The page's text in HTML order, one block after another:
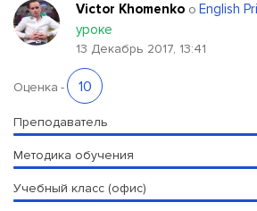
Victor Khomenko о English
уроке
13 Декабрь 2017, 13:41
Оценка - 10
Преподаватель
Методика обучения
Учебный класс (офис)